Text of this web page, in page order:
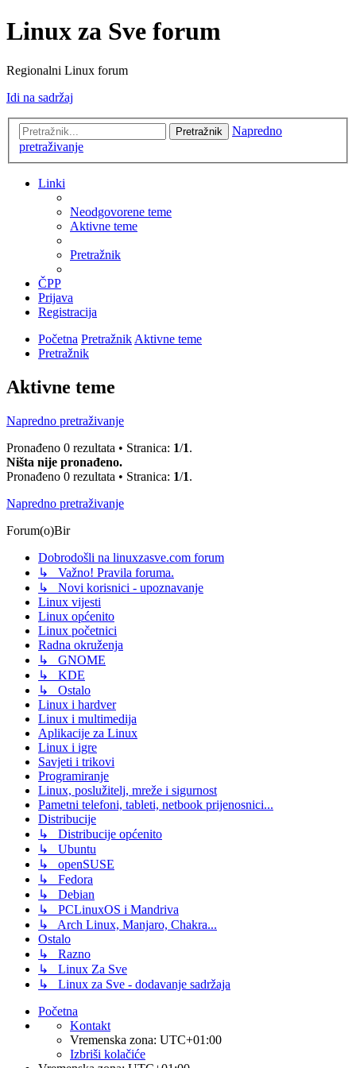
Linux za Sve forum
Regionalni Linux forum
Idi na sadržaj
Pretražnik
Napredno
pretraživanje
Linki
Neodgovorene teme
Aktivne teme
Pretražnik
ČPP
Prijava
Registracija
Početna PretražnikAktivne teme
Pretražnik
Aktivne teme
Napredno pretraživanje
Pronađeno 0 rezultata • Stranica: 1/1.
Ništa nije pronađeno.
Pronađeno 0 rezultata • Stranica: 1/1.
Napredno pretraživanje
Forum(o)Bir
Dobrodošli na linuxzasve.com forum
↳ Važno! Pravila foruma.
↳ Novi korisnici - upoznavanje
Linux vijesti
Linux općenito
Linux početnici
Radna okruženja
↳ GNOME
↳ KDE
↳ Ostalo
Linux i hardver
Linux i multimedija
Aplikacije za Linux
Linux i igre
Savjeti i trikovi
Programiranje
Linux, poslužitelj, mreže i sigurnost
Pametni telefoni, tableti, netbook prijenosnici...
Distribucije
↳ Distribucije općenito
↳ Ubuntu
↳ openSUSE
↳ Fedora
↳ Debian
↳ PCLinuxOS i Mandriva
↳ Arch Linux, Manjaro, Chakra...
Ostalo
↳ Razno
↳ Linux Za Sve
↳ Linux za Sve - dodavanje sadržaja
Početna
Kontakt
Vremenska zona: UTC+01:00
Izbriši kolačiće